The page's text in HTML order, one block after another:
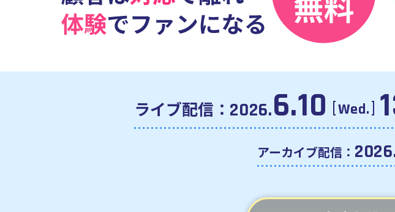
ライブ配信： 2026.6.10 Wed.
アーカイブ配信：